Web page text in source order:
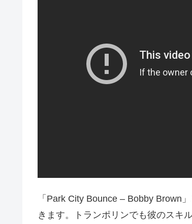
「Park City Bounce – Bobby Brown
きます。トランポリンでも彼のスキ